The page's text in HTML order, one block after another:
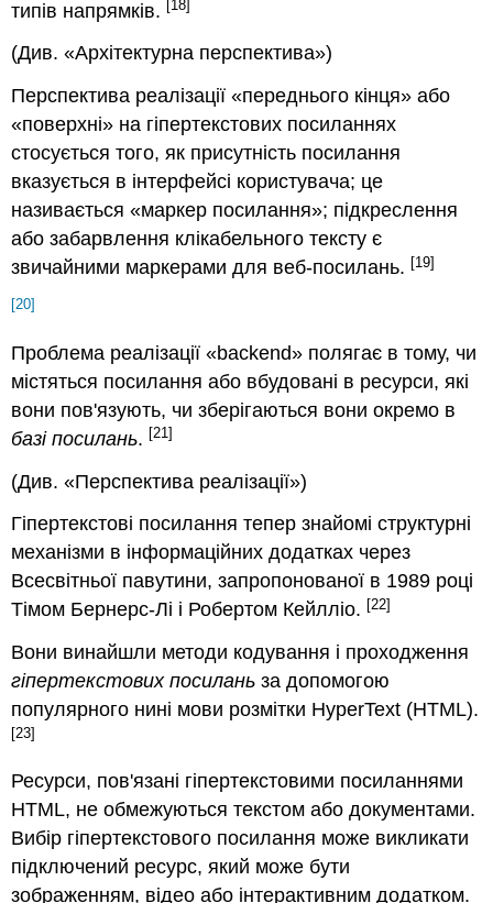
типів напрямків. [18]
(Див. «Архітектурна перспектива»)
Перспектива реалізації «переднього кінця» або
«поверхні» на гіпертекстових посиланнях
стосується того, як присутність посилання
вказується в інтерфейсі користувача; це
називається «маркер посилання»; підкреслення
або забарвлення клікабельного тексту є
звичайними маркерами для веб-посилань. [19]
[20]
Проблема реалізації «backend» полягає в тому, чи
містяться посилання або вбудовані в ресурси, які
вони пов'язують, чи зберігаються вони окремо в
базі посилань. [21]
(Див. «Перспектива реалізації»)
Гіпертекстові посилання тепер знайомі структурні
механізми в інформаційних додатках через
Всесвітньої павутини, запропонованої в 1989 році
Тімом Бернерс-Лі і Робертом Кейлліо. [22]
Вони винайшли методи кодування і проходження
гіпертекстових посилань за допомогою
популярного нині мови розмітки HyperText (HTML).
[23]
Ресурси, пов'язані гіпертекстовими посиланнями
HTML, не обмежуються текстом або документами.
Вибір гіпертекстового посилання може викликати
підключений ресурс, який може бути
зображенням, відео або інтерактивним додатком.